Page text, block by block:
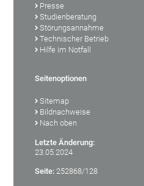
Presse
Studienberatung
Störungsannahme
Technischer Betrieb
Hilfe im Notfall
Seitenoptionen
Sitemap
Bildnachweise
Nach oben
Letzte Änderung:
23.05.2024
Seite: 252868/128